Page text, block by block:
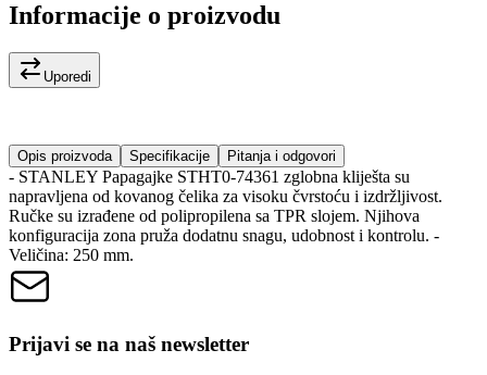
Informacije o proizvodu
Uporedi
Opis proizvoda Specifikacije Pitanja i odgovori
- STANLEY Papagajke STHT0-74361 zglobna kliješta su
napravljena od kovanog čelika za visoku čvrstoću i izdržljivost.
Ručke su izrađene od polipropilena sa TPR slojem. Njihova
konfiguracija zona pruža dodatnu snagu, udobnost i kontrolu. -
Veličina: 250 mm.
Prijavi se na naš newsletter